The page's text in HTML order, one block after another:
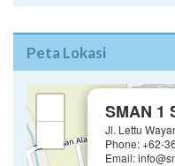
Peta Lokasi
SMAN 1
Jl. Lettu
Phone: +62-
Email: